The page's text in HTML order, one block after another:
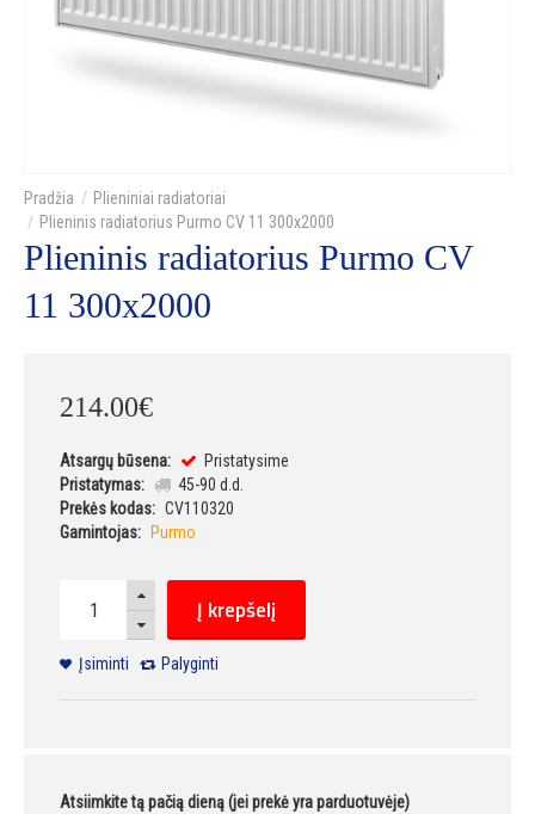
Plieniniai radiatoriai
Plieninis radiatorius Purmo CV 11 300x2000
Plieninis radiatorius Purmo CV
11 300x2000
214.00€
Atsargų būsena:
Pristatysime
Pristatymas:
45-90 d.d.
Prekės kodas: CV110320
Gamintojas:
Purmo
Į krepšelį
Įsiminti Palyginti
Atsiimkite tą pačią dieną (jei prekė yra parduotuvėje)